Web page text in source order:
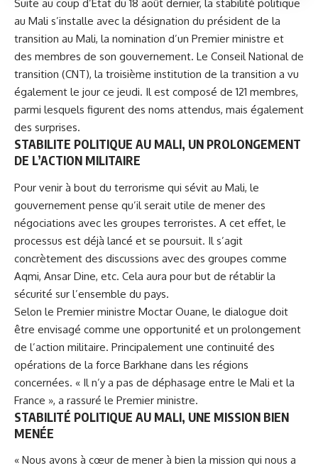
Suite au coup d’État du 18 août dernier, la stabilité politique
au Mali s’installe avec la désignation du président de la
transition au Mali, la nomination d’un Premier ministre et
des membres de son gouvernement. Le Conseil National de
transition (CNT), la troisième institution de la transition a vu
également le jour ce jeudi. Il est composé de 121 membres,
parmi lesquels figurent des noms attendus, mais également
des surprises.
STABILITE POLITIQUE AU MALI, UN PROLONGEMENT
DE L’ACTION MILITAIRE
Pour venir à bout du terrorisme qui sévit au Mali, le
gouvernement pense qu’il serait utile de mener des
négociations avec les groupes terroristes. A cet effet, le
processus est déjà lancé et se poursuit. Il s’agit
concrètement des discussions avec des groupes comme
Aqmi, Ansar Dine, etc. Cela aura pour but de rétablir la
sécurité sur l’ensemble du pays.
Selon le Premier ministre Moctar Ouane, le dialogue doit
être envisagé comme une opportunité et un prolongement
de l’action militaire. Principalement une continuité des
opérations de la force Barkhane dans les régions
concernées. « Il n’y a pas de déphasage entre le Mali et la
France », a rassuré le Premier ministre.
STABILITÉ POLITIQUE AU MALI, UNE MISSION BIEN
MENÉE
« Nous avons à cœur de mener à bien la mission qui nous a